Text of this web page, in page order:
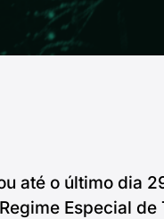
até o último dia
Especial de